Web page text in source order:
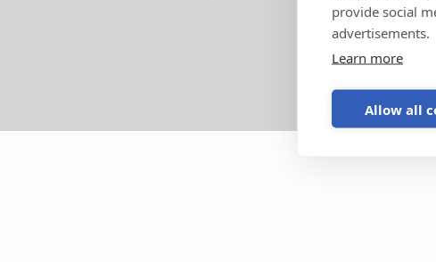
provide social
advertisements.
Learn more
Allow all